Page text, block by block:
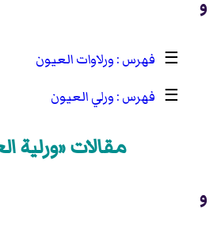
و
☰
ورلاوات العيون
☰
ورلي العيون
مقالات «ورلية
و